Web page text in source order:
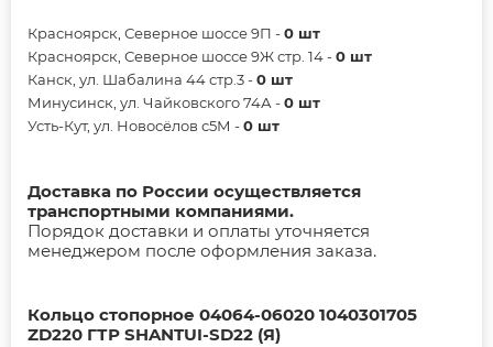
Красноярск, Северное шоссе 9П -0 шт
Красноярск, Северное шоссе 9Ж стр. 14 -0 шт
Канск, ул. Шабалина 44 стр.3 -0 шт
Минусинск, ул. Чайковского 74А -0 шт
Усть-Кут, ул. Новосёлов с5М -0 шт
Доставка по России осуществляется
транспортными компаниями.
Порядок доставки и оплаты уточняется
менеджером после оформления заказа.
Кольцо стопорное 04064-06020 1040301705
ZD220 ГТР SHANTUI-SD22 (Я)